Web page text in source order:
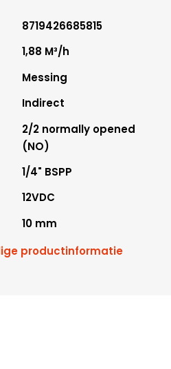
8719426685815
1,88 M³/h
Messing
Indirect
2/2 normally opened
(NO)
1/4" BSPP
12VDC
10 mm
productinformatie